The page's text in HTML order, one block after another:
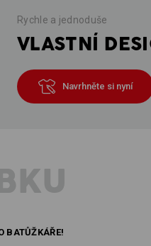
Rychle a jednoduše
VLASTNÍ
Navrhněte si nyní
BATŮŽKÁŘE!